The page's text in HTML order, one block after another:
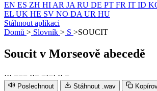
EN ES ZH HI AR JA RU DE PT FR IT ID
EL UK HE SV NO DA UR HU
Stáhnout aplikaci
Domů > Slovník > S >SOUCIT
Soucit v Morseově abecedě
··· −−− ··− −·−· ·· −
Poslechnout Stáhnout .wav